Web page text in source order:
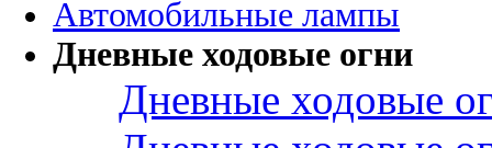
Автомобильные лампы
Дневные ходовые огни
Дневные ходовые